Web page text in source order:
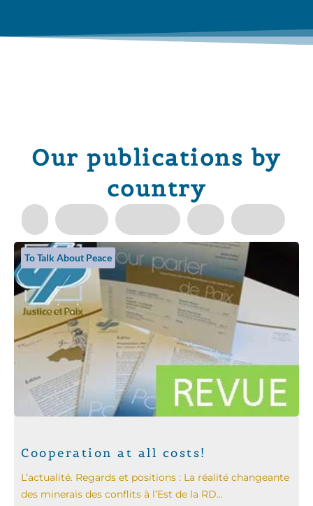
Our publications by
country
To Talk About Peace
Cooperation at all costs!
L’actualité. Regards et positions : La réalité changeante
des minerais des conflits à l’Est de la RD...